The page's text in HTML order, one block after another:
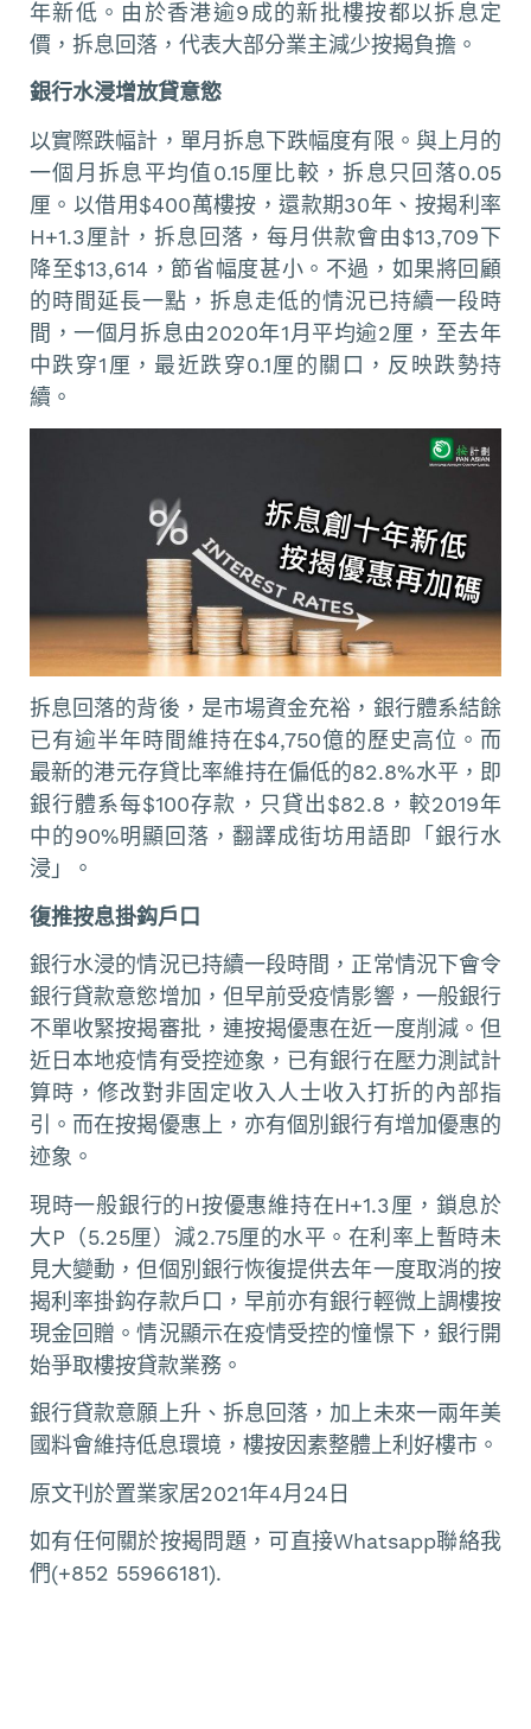
年新低。由於香港逾9成的新批樓按都以拆息定
價，拆息回落，代表大部分業主減少按揭負擔。
銀行水浸增放貸意慾
以實際跌幅計，單月拆息下跌幅度有限。與上月的
一個月拆息平均值0.15厘比較，拆息只回落0.05
厘。以借用$400萬樓按，還款期30年、按揭利率
H+1.3厘計，拆息回落，每月供款會由$13,709下
降至$13,614，節省幅度甚小。不過，如果將回顧
的時間延長一點，拆息走低的情況已持續一段時
間，一個月拆息由2020年1月平均逾2厘，至去年
中跌穿1厘，最近跌穿0.1厘的關口，反映跌勢持
續。
拆息回落的背後，是市場資金充裕，銀行體系結餘
已有逾半年時間維持在$4,750億的歷史高位。而
最新的港元存貸比率維持在偏低的82.8%水平，即
銀行體系每$100存款，只貸出$82.8，較2019年
中的90%明顯回落，翻譯成街坊用語即「銀行水
浸」。
復推按息掛鈎戶口
銀行水浸的情況已持續一段時間，正常情況下會令
銀行貸款意慾增加，但早前受疫情影響，一般銀行
不單收緊按揭審批，連按揭優惠在近一度削減。但
近日本地疫情有受控迹象，已有銀行在壓力測試計
算時，修改對非固定收入人士收入打折的內部指
引。而在按揭優惠上，亦有個別銀行有增加優惠的
迹象。
現時一般銀行的H按優惠維持在H+1.3厘，鎖息於
大P（5.25厘）減2.75厘的水平。在利率上暫時未
見大變動，但個別銀行恢復提供去年一度取消的按
揭利率掛鈎存款戶口，早前亦有銀行輕微上調樓按
現金回贈。情況顯示在疫情受控的憧憬下，銀行開
始爭取樓按貸款業務。
銀行貸款意願上升、拆息回落，加上未來一兩年美
國料會維持低息環境，樓按因素整體上利好樓市。
原文刊於置業家居2021年4月24日
如有任何關於按揭問題，可直接Whatsapp聯絡我
們(+852 55966181).